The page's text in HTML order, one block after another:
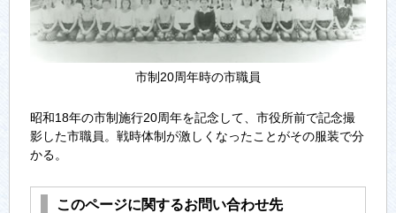
市制20周年時の市職員
昭和18年の市制施行20周年を記念して、市役所前で記念撮
影した市職員。戦時体制が激しくなったことがその服装で分
かる。
このページに関するお問い合わせ先